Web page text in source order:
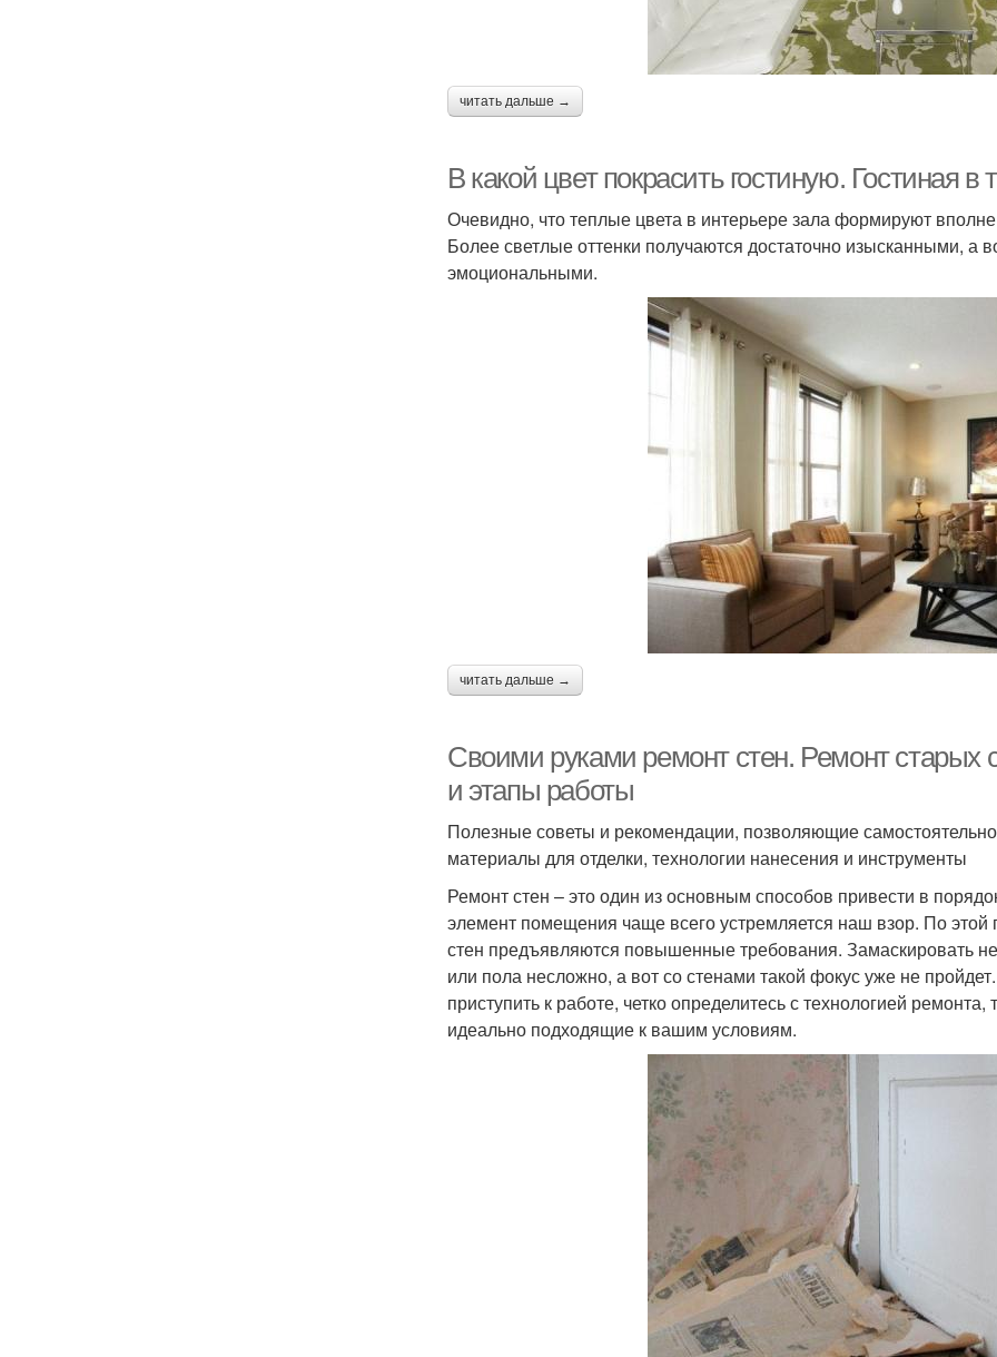
читать дальше →
В какой цвет покрасить гостиную. Гостиная в
Очевидно, что теплые цвета в интерьере зала формируют
Более светлые оттенки получаются достаточно изысканными,
эмоциональными.
читать дальше →
Своими руками ремонт стен. Ремонт старых
и этапы работы
Полезные советы и рекомендации, позволяющие
материалы для отделки, технологии нанесения и инструменты
Ремонт стен – это один из основным способов привести в
элемент помещения чаще всего устремляется наш взор. По
стен предъявляются повышенные требования. Замаскировать
или пола несложно, а вот со стенами такой фокус уже не
приступить к работе, четко определитесь с технологией
идеально подходящие к вашим условиям.